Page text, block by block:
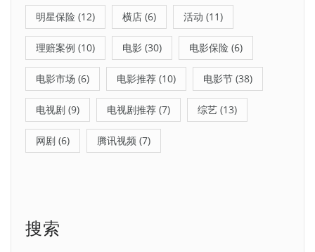
明星保险 (12) 横店 (6) 活动 (11)
理赔案例 (10) 电影 (30) 电影保险 (6)
电影市场 (6) 电影推荐 (10) 电影节 (38)
电视剧 (9) 电视剧推荐 (7) 综艺 (13)
网剧 (6) 腾讯视频 (7)
搜索